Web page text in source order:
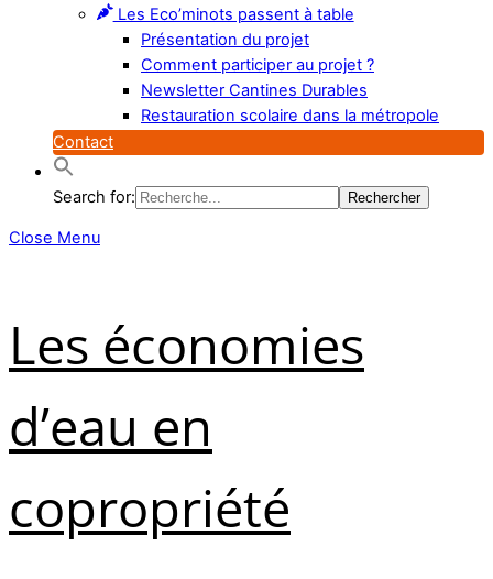
Les Eco’minots passent à table
Présentation du projet
Comment participer au projet ?
Newsletter Cantines Durables
Restauration scolaire dans la métropole
Contact
Search for:
Close Menu
Les économies
d’eau en
copropriété